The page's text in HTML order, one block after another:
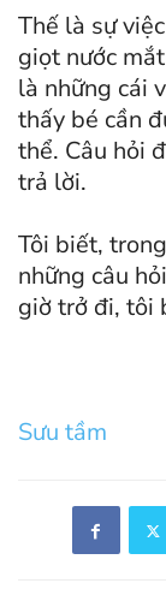
Thế là sự
giọt nước
là những cái
thấy bé cần
thể. Câu hỏi
trả lời.
Tôi biết,
những câu
giờ trở đi, tôi
Sưu tầm